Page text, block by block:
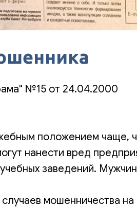
№15 от 24.04.2000
положением чаще,
нанести вред
заведений.
мошенничества